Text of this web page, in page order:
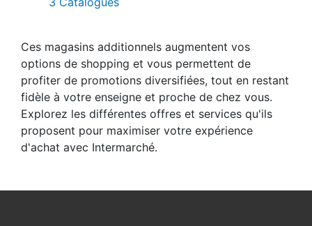
Ces magasins additionnels augmentent vos
options de shopping et vous permettent de
profiter de promotions diversifiées, tout en restant
fidèle à votre enseigne et proche de chez vous.
Explorez les différentes offres et services qu'ils
proposent pour maximiser votre expérience
d'achat avec Intermarché.